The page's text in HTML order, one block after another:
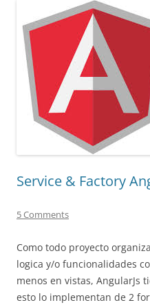
Service & Factory
5 Comments
Como todo proyecto
logica y/o funcionalidades
menos en vistas, AngularJs
esto lo implementan de 2